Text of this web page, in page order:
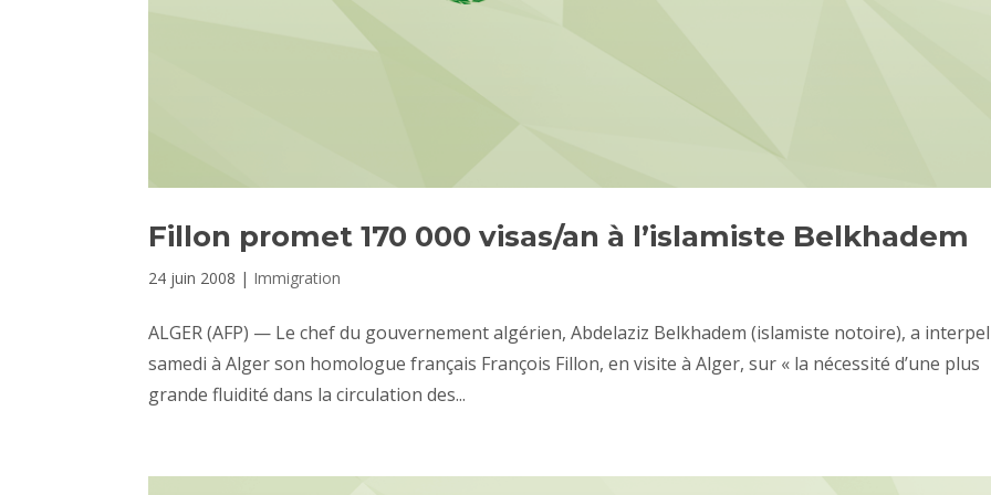
Fillon promet 170 000 visas/an à l’islamiste Belkhadem
24 juin 2008 | Immigration
ALGER (AFP) — Le chef du gouvernement algérien, Abdelaziz Belkhadem (islamiste notoire), a
samedi à Alger son homologue français François Fillon, en visite à Alger, sur « la nécessité d’une plus
grande fluidité dans la circulation des...